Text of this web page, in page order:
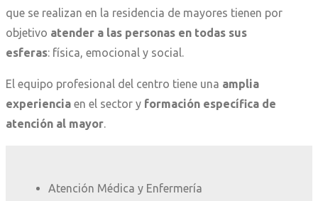
que se realizan en la residencia de mayores tienen por
objetivo atender a las personas en todas sus
esferas: física, emocional y social.
El equipo profesional del centro tiene una amplia
experiencia en el sector y formación específica de
atención al mayor.
Atención Médica y Enfermería